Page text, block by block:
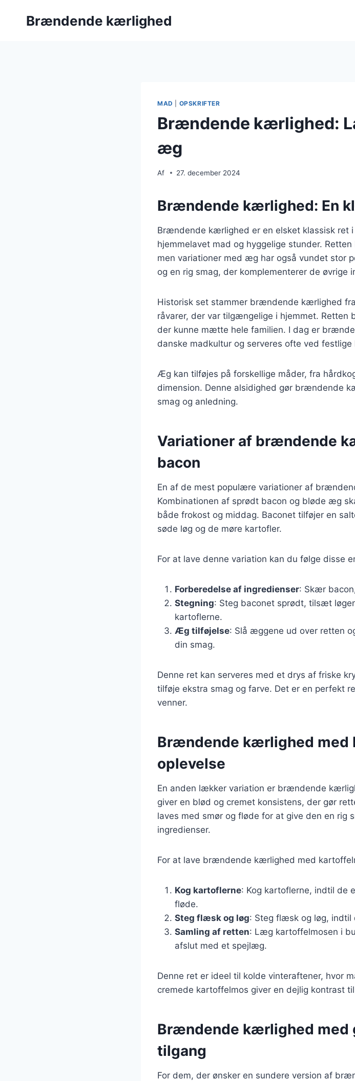
Brændende kærlighed
MAD OPSKRIFTER
Brændende kærlighed:
æg
Af 27. december 2024
Brændende kærlighed: En
Brændende kærlighed er en elsket klassisk ret
hjemmelavet mad og hyggelige stunder.
men variationer med æg har også vundet stor
og en rig smag, der komplementerer de øvrige
Historisk set stammer brændende kærlighed
råvarer, der var tilgængelige i hjemmet. Retten
der kunne mætte hele familien. I dag er
danske madkultur og serveres ofte ved festlige
Æg kan tilføjes på forskellige måder, fra
dimension. Denne alsidighed gør brændende
smag og anledning.
Variationer af brændende
bacon
En af de mest populære variationer af
Kombinationen af sprødt bacon og bløde æg
både frokost og middag. Baconet tilføjer en
søde løg og de møre kartofler.
For at lave denne variation kan du følge disse
Forberedelse af ingredienser: Skær
Stegning: Steg baconet sprødt, tilsæt
kartoflerne.
Æg tilføjelse: Slå æggene ud over retten
din smag.
Denne ret kan serveres med et drys af friske
tilføje ekstra smag og farve. Det er en perfekt
venner.
Brændende kærlighed med
oplevelse
En anden lækker variation er brændende
giver en blød og cremet konsistens, der gør
laves med smør og fløde for at give den en rig
ingredienser.
For at lave brændende kærlighed med
Kog kartoflerne: Kog kartoflerne, indtil de
fløde.
Steg flæsk og løg: Steg flæsk og løg, indtil
Samling af retten: Læg kartoffelmosen i
afslut med et spejlæg.
Denne ret er ideel til kolde vinteraftener, hvor
cremede kartoffelmos giver en dejlig kontrast
Brændende kærlighed med
tilgang
For dem, der ønsker en sundere version af